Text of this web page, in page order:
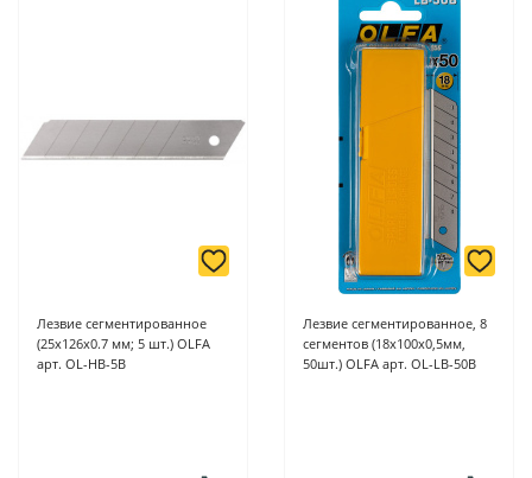
Лезвие сегментированное
(25х126х0.7 мм; 5 шт.) OLFA
арт. OL-HB-5B
Лезвие сегментированное, 8
сегментов (18х100х0,5мм,
50шт.) OLFA арт. OL-LB-50B